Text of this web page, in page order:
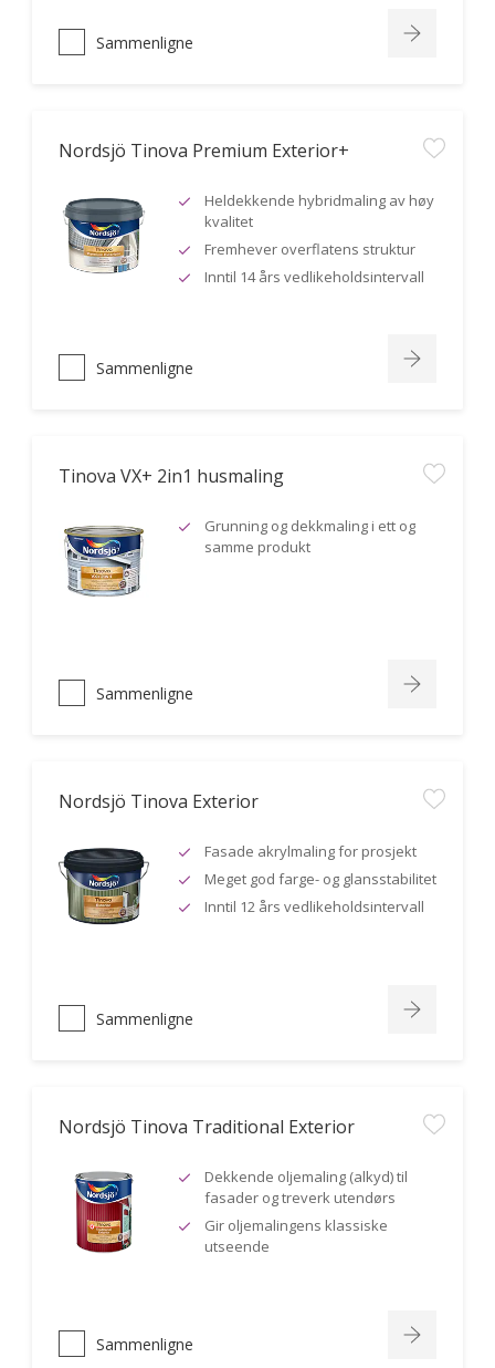
Sammenligne
Nordsjö Tinova Premium Exterior+
Heldekkende hybridmaling av høy
kvalitet
Fremhever overflatens struktur
Inntil 14 års vedlikeholdsintervall
Sammenligne
Tinova VX+ 2in1 husmaling
Grunning og dekkmaling i ett og
samme produkt
Sammenligne
Nordsjö Tinova Exterior
Fasade akrylmaling for prosjekt
Meget god farge- og glansstabilitet
Inntil 12 års vedlikeholdsintervall
Sammenligne
Nordsjö Tinova Traditional Exterior
Dekkende oljemaling (alkyd) til
fasader og treverk utendørs
Gir oljemalingens klassiske
utseende
Sammenligne